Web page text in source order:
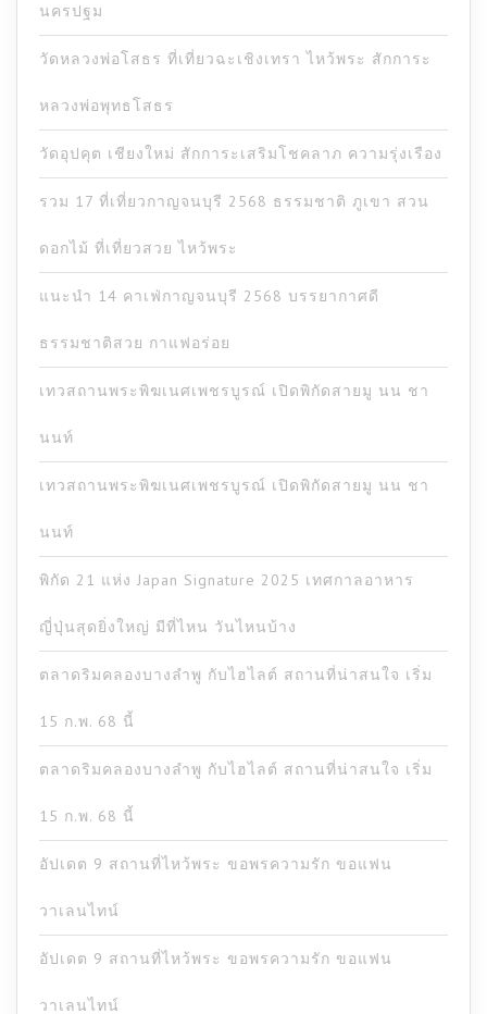
นครปฐม
วัดหลวงพ่อโสธร ที่เที่ยวฉะเชิงเทรา ไหว้พระ สักการะ
หลวงพ่อพุทธโสธร
วัดอุปคุต เชียงใหม่ สักการะเสริมโชคลาภ ความรุ่งเรือง
รวม 17 ที่เที่ยวกาญจนบุรี 2568 ธรรมชาติ ภูเขา สวน
ดอกไม้ ที่เที่ยวสวย ไหว้พระ
แนะนำ 14 คาเฟ่กาญจนบุรี 2568 บรรยากาศดี
ธรรมชาติสวย กาแฟอร่อย
เทวสถานพระพิฆเนศเพชรบูรณ์ เปิดพิกัดสายมู นน ชา
นนท์
เทวสถานพระพิฆเนศเพชรบูรณ์ เปิดพิกัดสายมู นน ชา
นนท์
พิกัด 21 แห่ง Japan Signature 2025 เทศกาลอาหาร
ญี่ปุ่นสุดยิ่งใหญ่ มีที่ไหน วันไหนบ้าง
ตลาดริมคลองบางลำพู กับไฮไลต์ สถานที่น่าสนใจ เริ่ม
15 ก.พ. 68 นี้
ตลาดริมคลองบางลำพู กับไฮไลต์ สถานที่น่าสนใจ เริ่ม
15 ก.พ. 68 นี้
อัปเดต 9 สถานที่ไหว้พระ ขอพรความรัก ขอแฟน
วาเลนไทน์
อัปเดต 9 สถานที่ไหว้พระ ขอพรความรัก ขอแฟน
วาเลนไทน์